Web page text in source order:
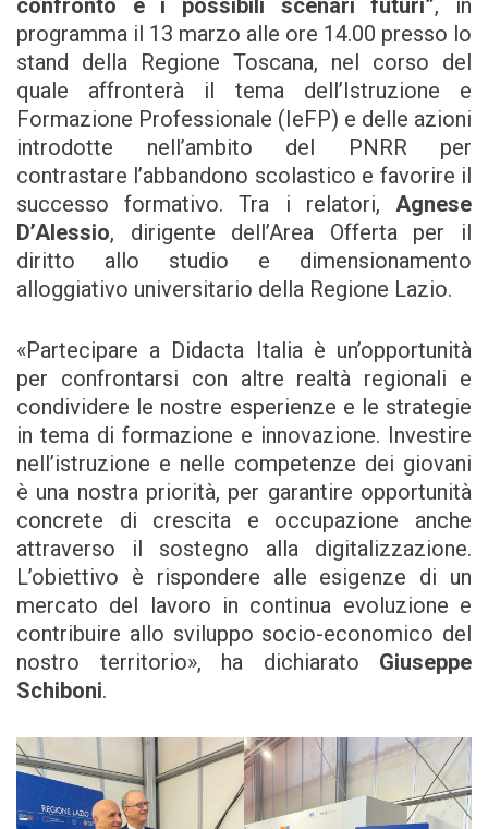
confronto e i possibili scenari futuri”, in
programma il 13 marzo alle ore 14.00 presso lo
stand della Regione Toscana, nel corso del
quale affronterà il tema dell’Istruzione e
Formazione Professionale (IeFP) e delle azioni
introdotte nell’ambito del PNRR per
contrastare l’abbandono scolastico e favorire il
successo formativo. Tra i relatori, Agnese
D’Alessio, dirigente dell’Area Offerta per il
diritto allo studio e dimensionamento
alloggiativo universitario della Regione Lazio.
«Partecipare a Didacta Italia è un’opportunità
per confrontarsi con altre realtà regionali e
condividere le nostre esperienze e le strategie
in tema di formazione e innovazione. Investire
nell’istruzione e nelle competenze dei giovani
è una nostra priorità, per garantire opportunità
concrete di crescita e occupazione anche
attraverso il sostegno alla digitalizzazione.
L’obiettivo è rispondere alle esigenze di un
mercato del lavoro in continua evoluzione e
contribuire allo sviluppo socio-economico del
nostro territorio», ha dichiarato Giuseppe
Schiboni.